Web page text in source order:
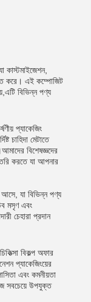
কাস্টমাইজেশন,
করে। এই কম্পোজিট
বিভিন্ন পণ্য
প্যাকেজিং
চাহিদা মেটাতে
বিশেষজ্ঞদের
করতে যা আপনার
যা বিভিন্ন পণ্য
মসৃণ এবং
চেহারা প্রদান
বিকল্প অফার
প্যাকেজিংয়ের
এবং কমনীয়তা
সবচেয়ে উপযুক্ত